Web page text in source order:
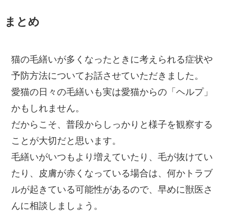
まとめ
猫の毛繕いが多くなったときに考えられる症状や
予防方法についてお話させていただきました。
愛猫の日々の毛繕いも実は愛猫からの「ヘルプ」
かもしれません。
だからこそ、普段からしっかりと様子を観察する
ことが大切だと思います。
毛繕いがいつもより増えていたり、毛が抜けてい
たり、皮膚が赤くなっている場合は、何かトラブ
ルが起きている可能性があるので、早めに獣医さ
んに相談しましょう。